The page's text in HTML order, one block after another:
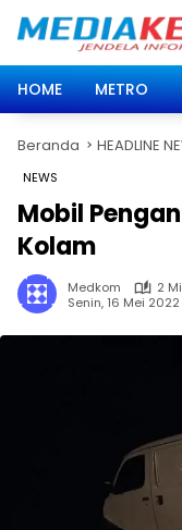
HOME
METRO
Beranda HEADLINE
NEWS
Mobil
Kolam
Medkom
2
Senin, 16 Mei 2022